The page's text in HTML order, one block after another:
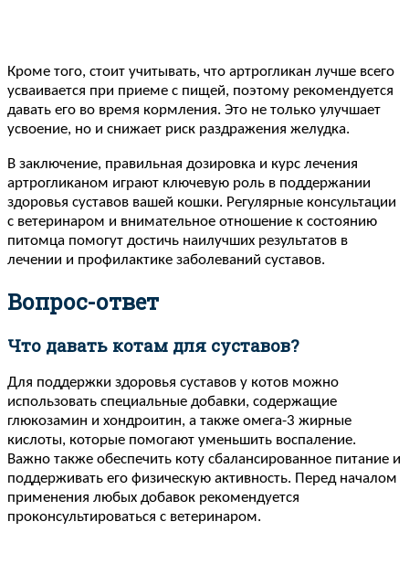
Кроме того, стоит учитывать, что артрогликан лучше всего
усваивается при приеме с пищей, поэтому рекомендуется
давать его во время кормления. Это не только улучшает
усвоение, но и снижает риск раздражения желудка.
В заключение, правильная дозировка и курс лечения
артрогликаном играют ключевую роль в поддержании
здоровья суставов вашей кошки. Регулярные консультации
с ветеринаром и внимательное отношение к состоянию
питомца помогут достичь наилучших результатов в
лечении и профилактике заболеваний суставов.
Вопрос-ответ
Что давать котам для суставов?
Для поддержки здоровья суставов у котов можно
использовать специальные добавки, содержащие
глюкозамин и хондроитин, а также омега-3 жирные
кислоты, которые помогают уменьшить воспаление.
Важно также обеспечить коту сбалансированное питание и
поддерживать его физическую активность. Перед началом
применения любых добавок рекомендуется
проконсультироваться с ветеринаром.